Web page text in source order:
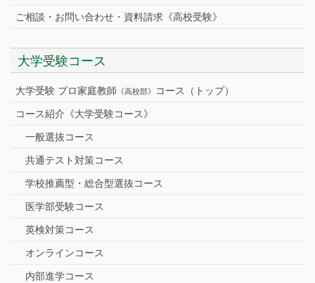
ご相談・お問い合わせ・資料請求《高校受験》
大学受験コース
大学受験 プロ家庭教師 《高校部》 コース（トップ）
コース紹介《大学受験コース》
一般選抜コース
共通テスト対策コース
学校推薦型・総合型選抜コース
医学部受験コース
英検対策コース
オンラインコース
内部進学コース